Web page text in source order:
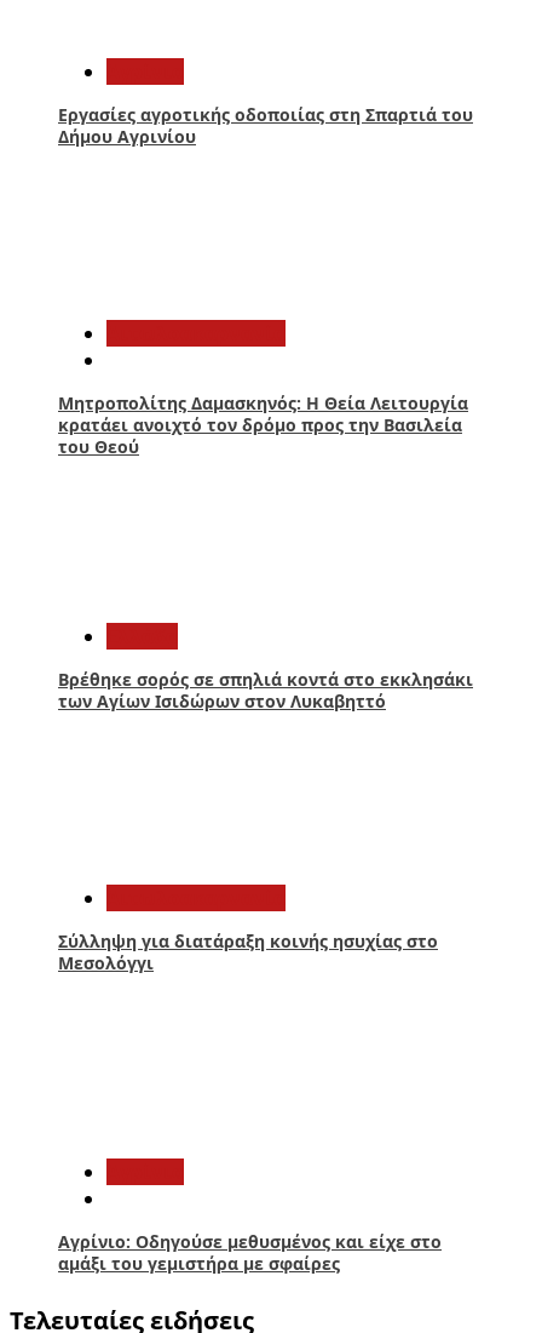
Εργασίες αγροτικής οδοποιίας στη Σπαρτιά του
Δήμου Αγρινίου
Μητροπολίτης Δαμασκηνός: Η Θεία Λειτουργία
κρατάει ανοιχτό τον δρόμο προς την Βασιλεία
του Θεού
Βρέθηκε σορός σε σπηλιά κοντά στο εκκλησάκι
των Αγίων Ισιδώρων στον Λυκαβηττό
Σύλληψη για διατάραξη κοινής ησυχίας στο
Μεσολόγγι
Αγρίνιο: Οδηγούσε μεθυσμένος και είχε στο
αμάξι του γεμιστήρα με σφαίρες
Τελευταίες ειδήσεις